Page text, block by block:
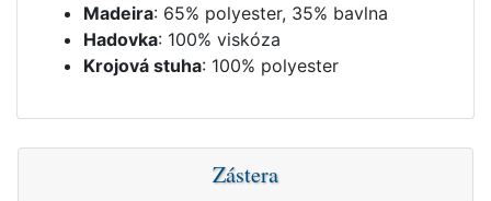
Madeira: 65% polyester, 35% bavlna
Hadovka: 100% viskóza
Krojová stuha: 100% polyester
Zástera